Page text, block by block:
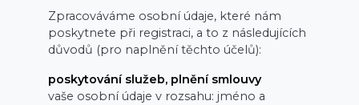
Zpracováváme osobní údaje, které nám
poskytnete při registraci, a to z následujících
důvodů (pro naplnění těchto účelů):
poskytování služeb, plnění smlouvy
vaše osobní údaje v rozsahu: jméno a